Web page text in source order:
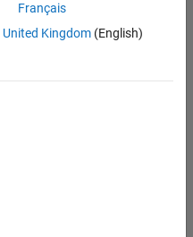
Français
United Kingdom(English)